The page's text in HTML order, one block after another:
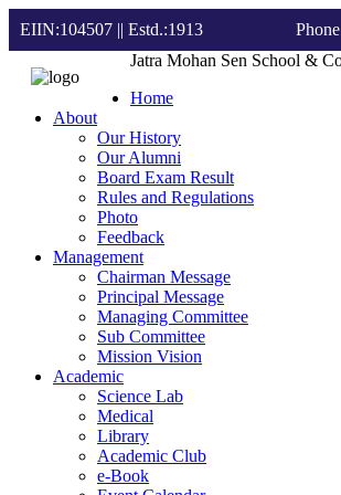
EIIN:104507 || Estd.:1913
Jatra Mohan Sen School &
Home
About
Our History
Our Alumni
Board Exam Result
Rules and Regulations
Photo
Feedback
Management
Chairman Message
Principal Message
Managing Committee
Sub Committee
Mission Vision
Academic
Science Lab
Medical
Library
Academic Club
e-Book